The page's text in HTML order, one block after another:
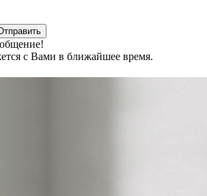
с Вами в ближайшее время.